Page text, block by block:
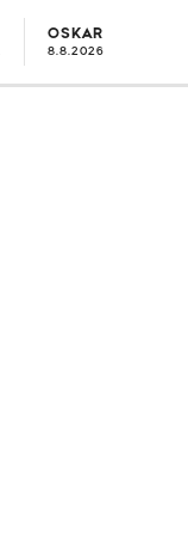
OSKAR
8.8.2026